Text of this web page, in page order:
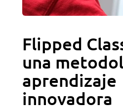
Flipped
una
aprendizaje
innovadora